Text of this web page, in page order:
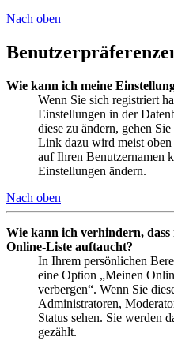
Nach oben
Wie kann ich meine
Wenn Sie sich registriert
Einstellungen in der
diese zu ändern, gehen
Link dazu wird meist oben
auf Ihren Benutzernamen
Einstellungen ändern.
Nach oben
Wie kann ich verhindern,
Online-Liste auftaucht?
In Ihrem persönlichen
eine Option „Meinen
verbergen“. Wenn Sie
Administratoren,
Status sehen. Sie werden
gezählt.